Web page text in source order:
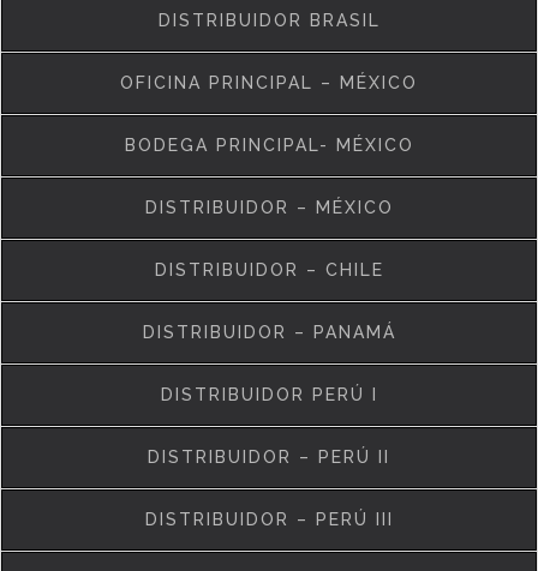
DISTRIBUIDOR BRASIL
OFICINA PRINCIPAL – MÉXICO
BODEGA PRINCIPAL- MÉXICO
DISTRIBUIDOR – MÉXICO
DISTRIBUIDOR – CHILE
DISTRIBUIDOR – PANAMÁ
DISTRIBUIDOR PERÚ I
DISTRIBUIDOR – PERÚ II
DISTRIBUIDOR – PERÚ III